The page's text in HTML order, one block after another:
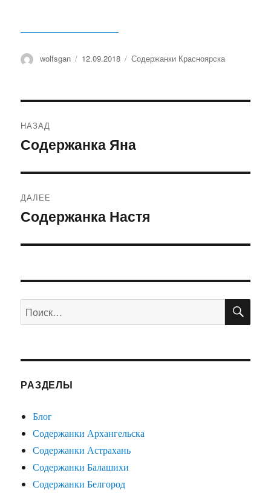
Автор
wolfsgan Опубликовано
12.09.2018 Рубрики
Содержанки Красноярска
по
НАЗАД
Предыдущая
Содержанка Яна
ДАЛЕЕ
Следующая
Содержанка Настя
Искать:
РАЗДЕЛЫ
Блог
Содержанки Архангельска
Содержанки Астрахань
Содержанки Балашихи
Содержанки Белгород